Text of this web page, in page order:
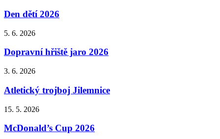
Den dětí 2026
5. 6. 2026
Dopravní hřiště jaro 2026
3. 6. 2026
Atletický trojboj Jilemnice
15. 5. 2026
McDonald’s Cup 2026